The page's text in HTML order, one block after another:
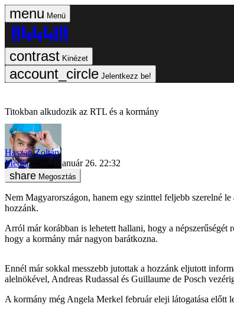
Menü
Kinézet
Jelentkezz be!
Titokban alkudozik az RTL és a kormány
Haszán Zoltán
Média
2015. január 26. 22:32
Megosztás
Nem Magyarországon, hanem egy szinttel feljebb szerelné
hozzánk.
Arról már korábban is lehetett hallani, hogy a
hogy a kormány már nagyon barátkozna.
Ennél már sokkal messzebb jutottak a hozzánk eljutott
alelnökével, Andreas Rudassal és Guillaume de Posch
A kormány még Angela Merkel február eleji látogatása előtt